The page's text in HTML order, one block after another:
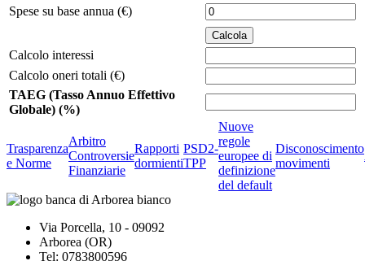
Spese su base annua (€)
Calcolo interessi
Calcolo oneri totali (€)
TAEG (Tasso Annuo Effettivo
Globale) (%)
Trasparenza
e Norme
Arbitro
Controversie
Finanziarie
Rapporti
dormienti
PSD2-
TPP
Nuove
regole
europee di
definizione
del default
Disconoscimento
movimenti
Via Porcella, 10 - 09092
Arborea (OR)
Tel: 0783800596